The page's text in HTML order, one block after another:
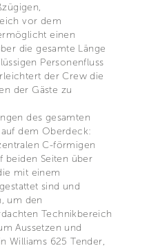
vor dem
einen
die gesamte Länge
Personenfluss
der Crew die
der Gäste zu
des gesamten
dem Oberdeck:
C-förmigen
beiden Seiten über
mit einem
sind und
um den
Technikbereich
Aussetzen und
Williams 625 Tender,